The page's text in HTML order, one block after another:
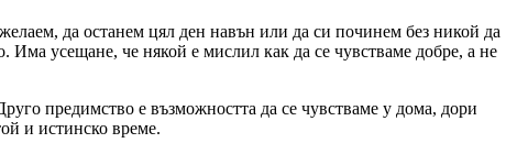
да останем цял ден навън или да си починем без никой да
Има усещане, че някой е мислил как да се чувстваме добре, а не
предимство е възможността да се чувстваме у дома, дори
и истинско време.